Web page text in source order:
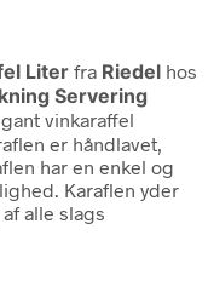
Liter fra Riedel hos
Servering
vinkaraffel
er håndlavet,
har en enkel og
Karaflen yder
alle slags